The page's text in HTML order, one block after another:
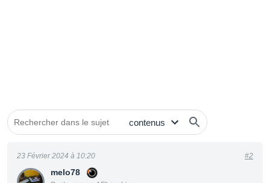
melo78
23 Février 2024 à 10:20 #2